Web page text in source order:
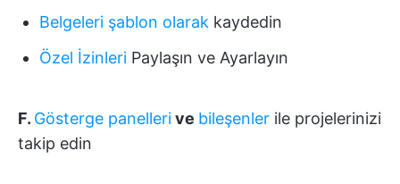
Belgeleri şablon olarak kaydedin
Özel İzinleri Paylaşın ve Ayarlayın
F. Gösterge panellerive bileşenler ile projelerinizi
takip edin